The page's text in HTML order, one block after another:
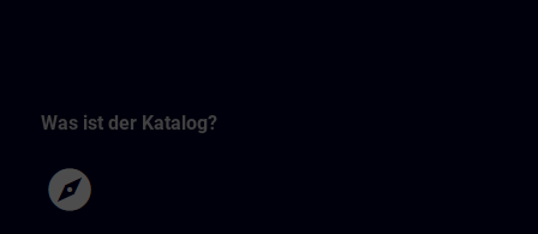
Was ist der Katalog?